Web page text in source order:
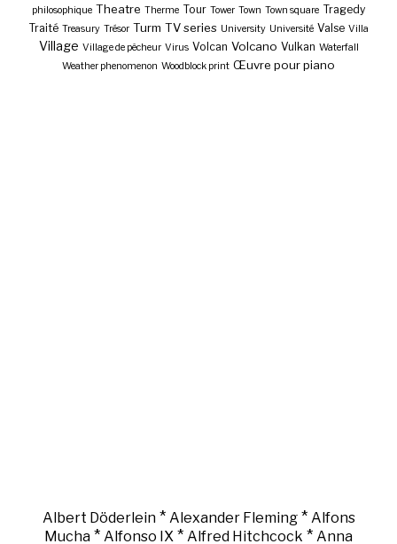
philosophique Theatre Therme Tour Tower Town Town square Tragedy
Traité Treasury Trésor Turm TV series University Université Valse Villa
Village Village de pêcheur Virus Volcan Volcano Vulkan Waterfall
Weather phenomenon Woodblock print Œuvre pour piano
Albert Döderlein* Alexander Fleming* Alfons
Mucha * Alfonso IX * Alfred Hitchcock * Anna